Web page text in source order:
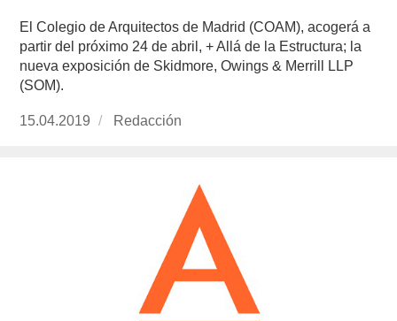
El Colegio de Arquitectos de Madrid (COAM), acogerá a
partir del próximo 24 de abril, + Allá de la Estructura; la
nueva exposición de Skidmore, Owings & Merrill LLP
(SOM).
Publicado
15.04.2019 https://www.experimenta.es/author/redaccion/
Redacción